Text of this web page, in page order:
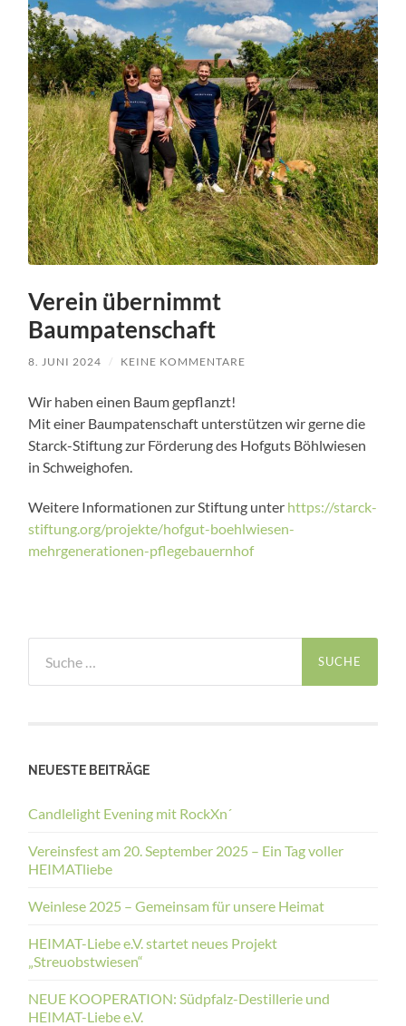
Verein übernimmt
Baumpatenschaft
8. JUNI 2024 / KEINE KOMMENTARE
Wir haben einen Baum gepflanzt!
Mit einer Baumpatenschaft unterstützen wir gerne die
Starck-Stiftung zur Förderung des Hofguts Böhlwiesen
in Schweighofen.
Weitere Informationen zur Stiftung unter https://starck-
stiftung.org/projekte/hofgut-boehlwiesen-
mehrgenerationen-pflegebauernhof
nach:
NEUESTE BEITRÄGE
Candlelight Evening mit RockXn´
Vereinsfest am 20. September 2025 – Ein Tag voller
HEIMATliebe
Weinlese 2025 – Gemeinsam für unsere Heimat
HEIMAT-Liebe e.V. startet neues Projekt
„Streuobstwiesen“
NEUE KOOPERATION: Südpfalz-Destillerie und
HEIMAT-Liebe e.V.